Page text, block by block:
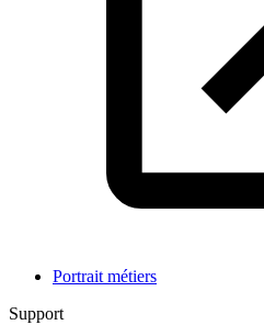
Portrait métiers
Support